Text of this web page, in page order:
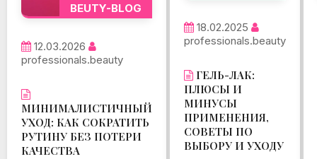
BEUTY-BLOG
12.03.2026
professionals.beauty
МИНИМАЛИСТИЧНЫЙ
УХОД: КАК СОКРАТИТЬ
РУТИНУ БЕЗ ПОТЕРИ
КАЧЕСТВА
18.02.2025
professionals.beauty
ГЕЛЬ-ЛАК:
ПЛЮСЫ И
МИНУСЫ
ПРИМЕНЕНИЯ,
СОВЕТЫ ПО
ВЫБОРУ И УХОДУ